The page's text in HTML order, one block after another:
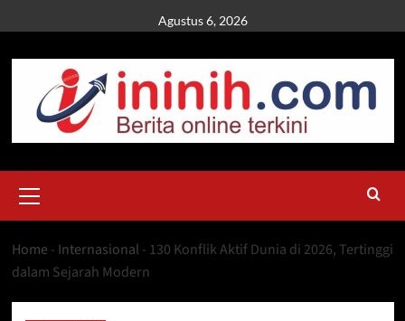
to
content
Agustus 6, 2026
Menu
Home - Internasional - 130 Konflik Aktif Dunia di 2026, Tertinggi
dalam Sejarah Modern